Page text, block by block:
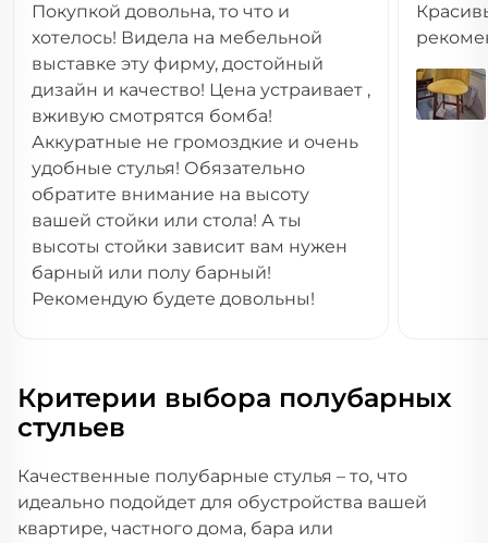
Покупкой довольна, то что и
хотелось! Видела на мебельной
выставке эту фирму, достойный
дизайн и качество! Цена устраивает ,
вживую смотрятся бомба!
Аккуратные не громоздкие и очень
удобные стулья! Обязательно
обратите внимание на высоту
вашей стойки или стола! А ты
высоты стойки зависит вам нужен
барный или полу барный!
Рекомендую будете довольны!
Критерии выбора полубарных
стульев
Качественные полубарные стулья – то, что
идеально подойдет для обустройства вашей
квартире, частного дома, бара или